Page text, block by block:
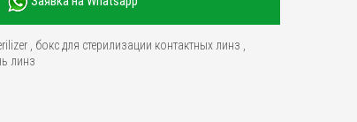
бокс для стерилизации контактных линз
линз